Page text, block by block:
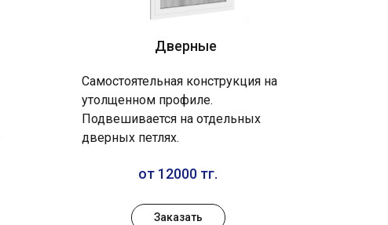
Дверные
Самостоятельная конструкция на
утолщенном профиле.
Подвешивается на отдельных
дверных петлях.
от 12000 тг.
Заказать